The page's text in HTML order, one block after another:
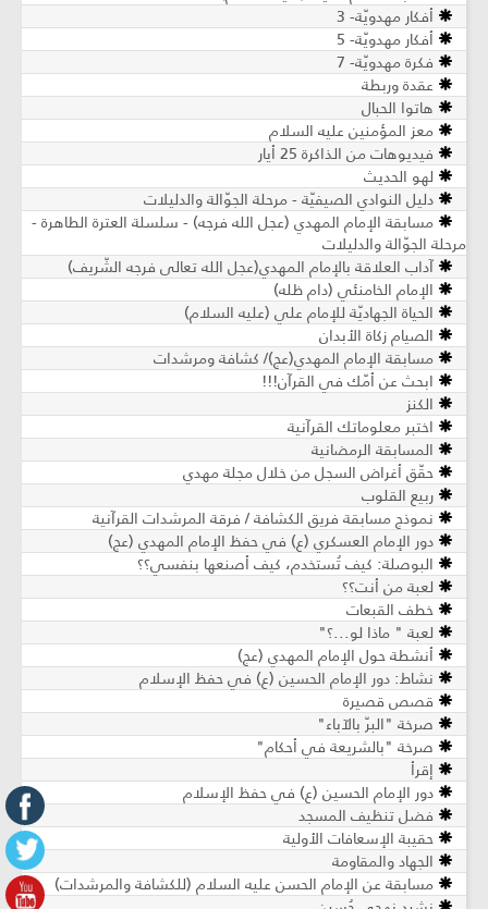
أفكار مهدويّة- 3
أفكار مهدويّة- 5
فكرة مهدويّة- 7
عقدة وربطة
هاتوا الحبال
معز المؤمنين عليه السلام
فيديوهات من الذاكرة 25 أيار
لهو الحديث
دليل النوادي الصيفيّة - مرحلة الجوّالة والدليلات
مسابقة الإمام المهدي (عجل الله فرجه) - سلسلة العترة الطاهرة -
مرحلة الجوّالة والدليلات
آداب العلاقة بالإمام المهدي(عجل الله تعالى فرجه الشّريف)
الإمام الخامنئي (دام ظله)
الحياة الجهاديّة للإمام علي (عليه السلام)
الصيام زكاة الأبدان
مسابقة الإمام المهدي(عج)/ كشافة ومرشدات
ابحث عن أمّك في القرآن!!!
الكنز
اختبر معلوماتك القرآنية
المسابقة الرمضانية
حقّق أغراض السجل من خلال مجلة مهدي
ربيع القلوب
نموذج مسابقة فريق الكشافة / فرقة المرشدات القرآنية
دور الإمام العسكري (ع) في حفظ الإمام المهدي (عج)
البوصلة: كيف تُستخدم، كيف أصنعها بنفسي؟؟
لعبة من أنت؟؟
خطف القبعات
لعبة " ماذا لو...؟"
أنشطة حول الإمام المهدي (عج)
نشاط: دور الإمام الحسين (ع) في حفظ الإسلام
قصص قصيرة
صرخة "البرّ بالآباء"
صرخة "بالشريعة في أحكام"
إقرأ
دور الإمام الحسين (ع) في حفظ الإسلام
فضل تنظيف المسجد
حقيبة الإسعافات الأولية
الجهاد والمقاومة
مسابقة عن الإمام الحسن عليه السلام (للكشافة والمرشدات)